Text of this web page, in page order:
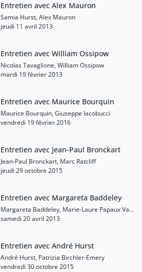
Entretien avec Alex Mauron
Samia Hurst, Alex Mauron
jeudi 11 avril 2013
Entretien avec William Ossipow
Nicolas Tavaglione, William Ossipow
mardi 19 février 2013
Entretien avec Maurice Bourquin
Maurice Bourquin, Giuseppe Iacobucci
vendredi 19 février 2016
Entretien avec Jean-Paul Bronckart
Jean-Paul Bronckart, Marc Ratcliff
jeudi 29 octobre 2015
Entretien avec Margareta Baddeley
Margareta Baddeley, Marie-Laure Papaux Van
Delden
samedi 20 avril 2013
Entretien avec André Hurst
André Hurst, Patrizia Birchler-Emery
vendredi 30 octobre 2015